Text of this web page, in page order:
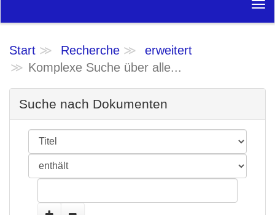
Start Recherche
erweitert
Komplexe Suche über alle...
Suche nach Dokumenten